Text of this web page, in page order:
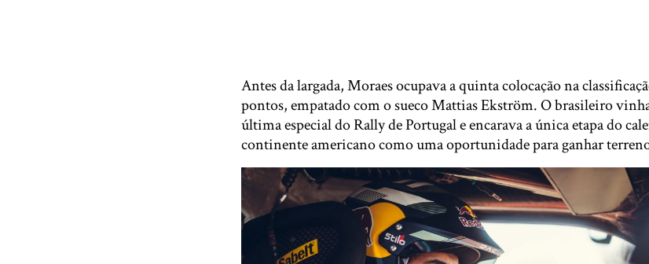
Antes da largada, Moraes ocupava a quinta colocação na
pontos, empatado com o sueco Mattias Ekström. O brasileiro
última especial do Rally de Portugal e encarava a única etapa do
continente americano como uma oportunidade para ganhar